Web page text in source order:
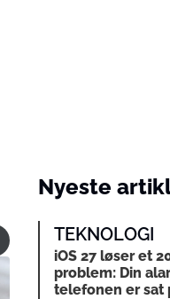
Nyeste
TEKNOLOGI
iOS 27 løser et
problem: Din
telefonen er sat